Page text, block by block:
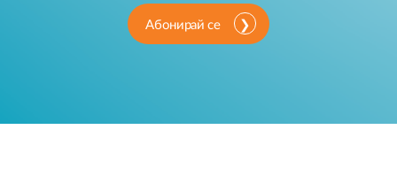
Абонирай се